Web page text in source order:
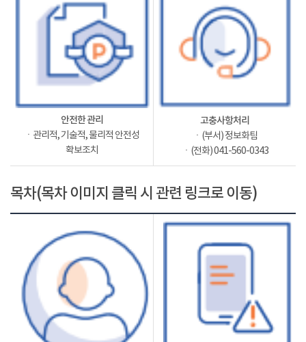
안전한 관리
ㆍ관리적, 기술적, 물리적 안전성
확보조치
고충사항처리
ㆍ(부서) 정보화팀
ㆍ(전화) 041-560-0343
목차(목차 이미지 클릭 시 관련 링크로 이동)